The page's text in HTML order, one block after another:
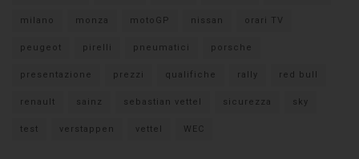
milano monza motoGP nissan orari TV
peugeot pirelli pneumatici porsche
presentazione prezzi qualifiche rally red bull
renault sainz sebastian vettel sicurezza sky
test verstappen vettel WEC